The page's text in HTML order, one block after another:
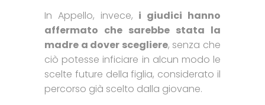
In Appello, invece, i giudici hanno
affermato che sarebbe stata la
madre a dover scegliere, senza che
ciò potesse inficiare in alcun modo le
scelte future della figlia, considerato il
percorso già scelto dalla giovane.